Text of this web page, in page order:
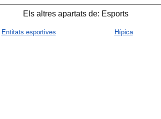
Els altres apartats de: Esports
Entitats esportives Hípica